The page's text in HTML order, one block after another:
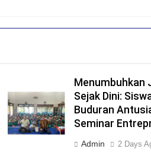
Menumbuhkan
Sejak Dini:
Buduran
Seminar
Admin 2 Days